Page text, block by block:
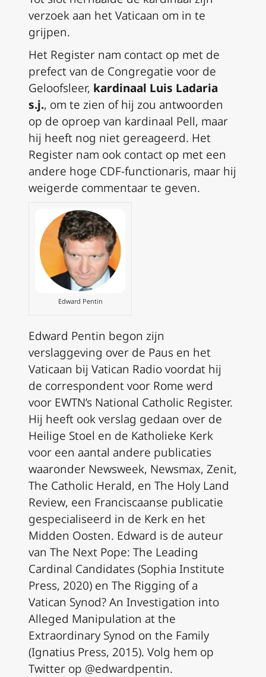
verzoek aan het Vaticaan om in te
grijpen.
Het Register nam contact op met de
prefect van de Congregatie voor de
Geloofsleer, kardinaal Luis Ladaria
s.j., om te zien of hij zou antwoorden
op de oproep van kardinaal Pell, maar
hij heeft nog niet gereageerd. Het
Register nam ook contact op met een
andere hoge CDF-functionaris, maar hij
weigerde commentaar te geven.
Edward Pentin
Edward Pentin begon zijn
verslaggeving over de Paus en het
Vaticaan bij Vatican Radio voordat hij
de correspondent voor Rome werd
voor EWTN’s National Catholic Register.
Hij heeft ook verslag gedaan over de
Heilige Stoel en de Katholieke Kerk
voor een aantal andere publicaties
waaronder Newsweek, Newsmax, Zenit,
The Catholic Herald, en The Holy Land
Review, een Franciscaanse publicatie
gespecialiseerd in de Kerk en het
Midden Oosten. Edward is de auteur
van The Next Pope: The Leading
Cardinal Candidates (Sophia Institute
Press, 2020) en The Rigging of a
Vatican Synod? An Investigation into
Alleged Manipulation at the
Extraordinary Synod on the Family
(Ignatius Press, 2015). Volg hem op
Twitter op @edwardpentin.